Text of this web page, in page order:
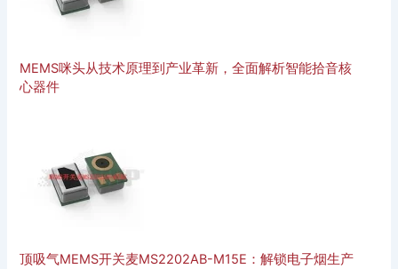
MEMS咪头从技术原理到产业革新，全面解析智能拾音核
心器件
顶吸气MEMS开关麦MS2202AB-M15E：解锁电子烟生产